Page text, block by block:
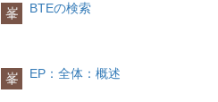
峯 BTEの検索
峯 EP：全体：概述